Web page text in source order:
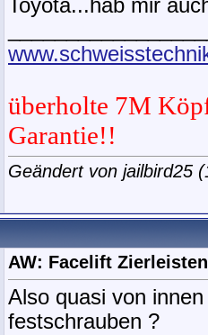
Toyota...hab mir
überholte 7M
Garantie!!
Geändert von jailbird25
AW: Facelift
Also quasi von
festschrauben ?